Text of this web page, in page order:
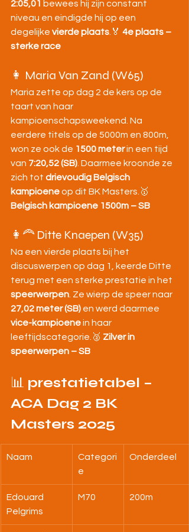
2:05,01 bewees hij zijn constant
niveau en eindigde hij op een
degelijke vierde plaats .🏅 4e plaats –
sterke race
👩 Maria Van Zand (W65)
Maria zette op dag 2 de kers op de
taart van haar
kampioenschapsweekend. Na
eerdere titels op de 5000m en 800m,
won ze ook de 1500 meter in een tijd
van 7:20,52 (SB) . Daarmee kroonde ze
zich tot drievoudig Belgisch
kampioene op dit BK Masters.🥇
Belgisch kampioene 1500m – SB
👩‍🦰 Ditte Knaepen (W35)
Na een vierde plaats bij het
discuswerpen op dag 1, keerde Ditte
terug met een sterke prestatie in het
speerwerpen . Ze wierp de speer naar
27,02 meter (SB) en werd daarmee
vice-kampioene in haar
leeftijdscategorie.🥈 Zilver in
speerwerpen – SB
📊 prestatietabel –
ACA Dag 2 BK
Masters 2025
Naam
Categori
e
Onderdeel
Edouard
Pelgrims
M70 200m